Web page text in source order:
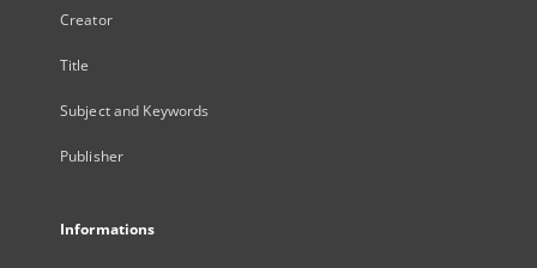
Creator
Title
Subject and Keywords
Publisher
Informations